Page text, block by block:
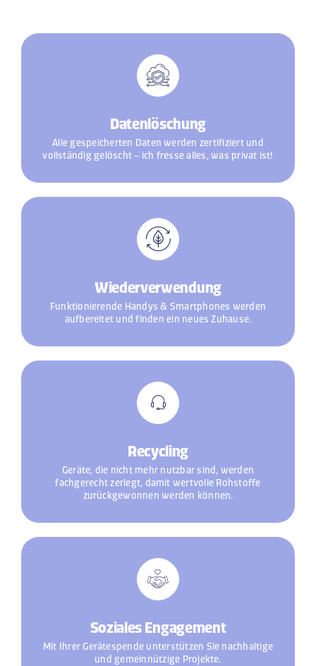
Datenlöschung
Alle gespeicherten Daten werden zertifiziert und
vollständig gelöscht – ich fresse alles, was privat ist!
Wiederverwendung
Funktionierende Handys & Smartphones werden
aufbereitet und finden ein neues Zuhause.
Recycling
Geräte, die nicht mehr nutzbar sind, werden
fachgerecht zerlegt, damit wertvolle Rohstoffe
zurückgewonnen werden können.
Soziales Engagement
Mit Ihrer Gerätespende unterstützen Sie nachhaltige
und gemeinnützige Projekte.